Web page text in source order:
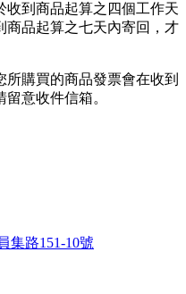
收到商品起算之四個工作天
商品起算之七天內寄回，才
購買的商品發票會在收到
意收件信箱。
集路151-10號